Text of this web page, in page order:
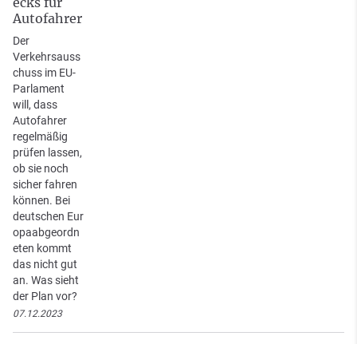
Autofahrer
Der
Verkehrsauss
chuss im EU-
Parlament
will, dass
Autofahrer
regelmäßig
prüfen lassen,
ob sie noch
sicher fahren
können. Bei
deutschen Eur
opaabgeordn
eten kommt
das nicht gut
an. Was sieht
der Plan vor?
07.12.2023